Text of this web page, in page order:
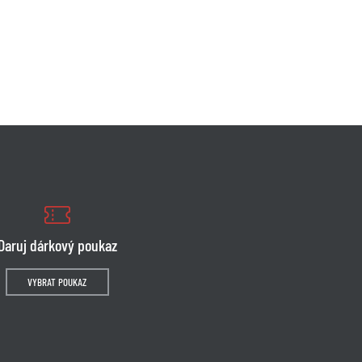
dárkový poukaz
VYBRAT POUKAZ